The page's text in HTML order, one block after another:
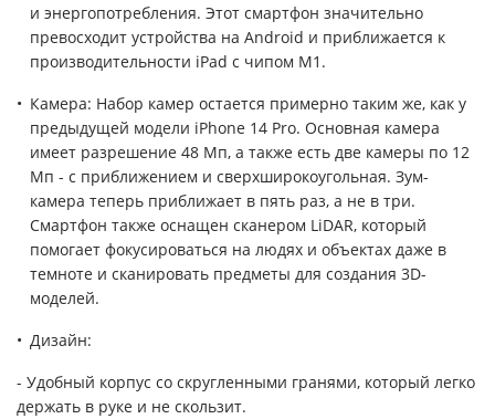
и энергопотребления. Этот смартфон значительно
превосходит устройства на Android и приближается к
производительности iPad с чипом M1.
Камера: Набор камер остается примерно таким же, как у
предыдущей модели iPhone 14 Pro. Основная камера
имеет разрешение 48 Мп, а также есть две камеры по 12
Мп - с приближением и сверхширокоугольная. Зум-
камера теперь приближает в пять раз, а не в три.
Смартфон также оснащен сканером LiDAR, который
помогает фокусироваться на людях и объектах даже в
темноте и сканировать предметы для создания 3D-
моделей.
Дизайн:
- Удобный корпус со скругленными гранями, который легко
держать в руке и не скользит.